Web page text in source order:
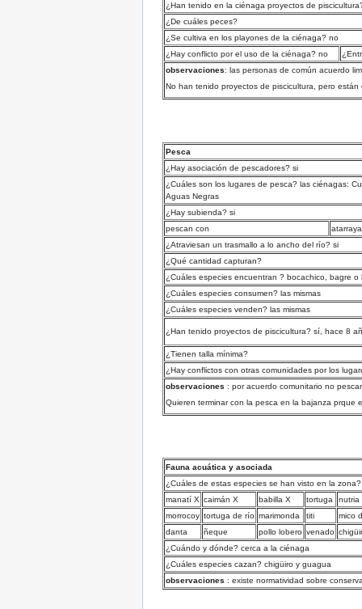
¿Han tenido en la ciénaga proyectos de
¿De cuáles peces?
¿Se cultiva en los playones de la ciénaga? no
¿Hay conflicto por el uso de la ciénaga? no
observaciones: las personas de común acuerdo
No han tenido proyectos de piscicultura, pero
Pesca
¿Hay asociación de pescadores? si
¿Cuáles son los lugares de pesca? las ciénagas:
Aguas Negras
¿Hay subienda? si
pescan con
¿Atraviesan un trasmallo a lo ancho del río? si
¿Qué cantidad capturan?
¿Cuáles especies encuentran ? bocachico, bagre o
¿Cuáles especies consumen? las mismas
¿Cuáles especies venden? las mismas
¿Han tenido proyectos de piscicultura? sí, hace 8
¿Tienen talla mínima?
¿Hay conflictos con otras comunidades por los
observaciones : por acuerdo comunitario no
Quieren terminar con la pesca en la bajanza prque
Fauna acuática y asociada
¿Cuáles de estas especies se han visto en la zona?
manatí X caimán X babilla X tortuga
nutria
morrocoy tortuga de río marimonda titi
mico
danta
ñeque pollo lobero venado
¿Cuándo y dónde? cerca a la ciénaga
¿Cuáles especies cazan? chigüiro y guagua
observaciones : existe normatividad sobre